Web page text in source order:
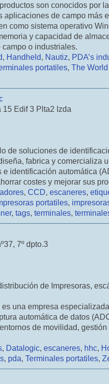
son conocidos por
aplicaciones de campo más
como sistema operativo
y capacidad de
o industriales.
, Handheld, Nautiz, PDA’s
portatiles, The
Edif 3 Plta2 Izda
de soluciones de
fabrica y comercializa
identificación automática
costes y mejorar sus
, CCD, escaneres,
portatiles,
, tags, terminales,
7º dpto.3
de Impresoras,
es una empresa
automática de datos
de movilidad,
, Datalogic, escaneres, hhc,
, pda, Terminales portatiles,